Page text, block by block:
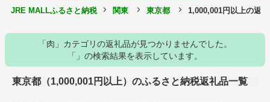
JRE MALLふるさと納税 関東 東京都 1,000,001円以上の返
「肉」カテゴリの返礼品が見つかりませんでした。
「」の検索結果を表示しています。
東京都（1,000,001円以上）のふるさと納税返礼品一覧